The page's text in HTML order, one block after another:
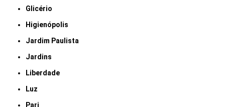
Glicério
Higienópolis
Jardim Paulista
Jardins
Liberdade
Luz
Pari